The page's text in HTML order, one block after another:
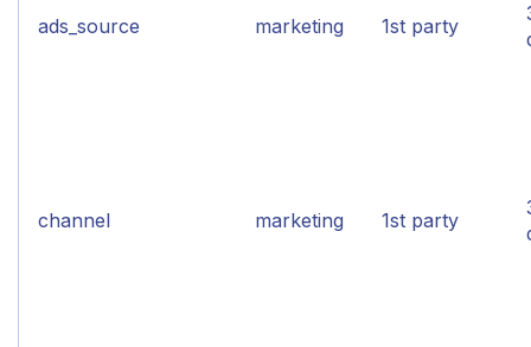
ads_source marketing 1st party
channel marketing 1st party